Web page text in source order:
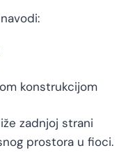
konstrukcijom
zadnjoj strani
prostora u fioci.